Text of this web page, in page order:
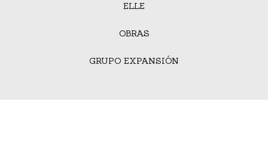
ELLE
OBRAS
GRUPO EXPANSIÓN